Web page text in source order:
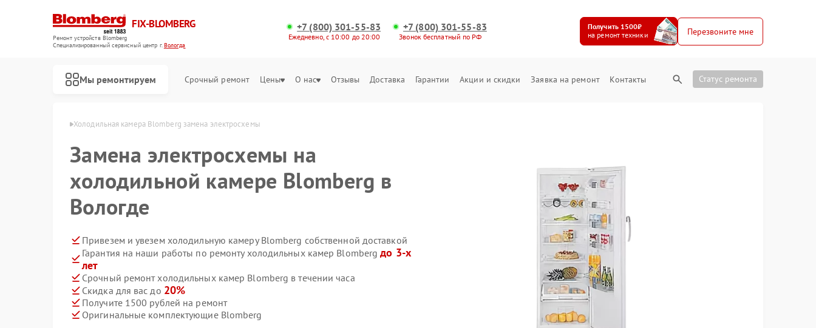
FIX-BLOMBERG
Ремонт устройств Blomberg
Специализированный cервисный центр г.Вологда
+7 (800) 301-55-83
Ежедневно, с 10:00 до 20:00
+7 (800) 301-55-83
Звонок бесплатный по РФ
Получить 1500₽
на ремонт техники
Перезвоните мне
Мы ремонтируем Срочный ремонт Цены О нас Отзывы Доставка Гарантии Акции и скидки Заявка на ремонт Контакты Статус ремонта
в Вологде Холодильная камера Blomberg замена электросхемы
Замена электросхемы на
холодильной камере Blomberg в
Вологде
Привезем и увезем холодильную камеру Blomberg собственной доставкой
Гарантия на наши работы по ремонту холодильных камер Blombergдо 3-х
лет
Срочный ремонт холодильных камер Blomberg в течении часа
Скидка для вас до 20%
Получите 1500 рублей на ремонт
Оригинальные комплектующие Blomberg